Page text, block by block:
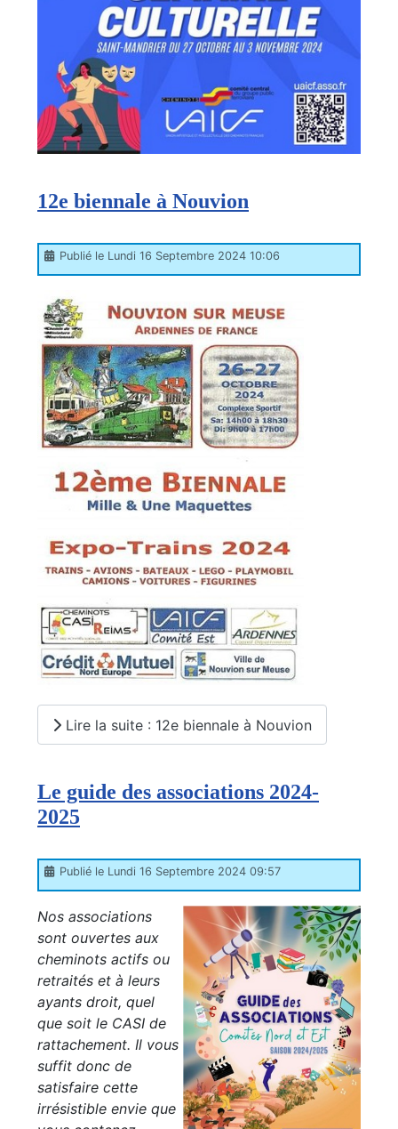
12e biennale à Nouvion
Publié le Lundi 16 Septembre 2024 10:06
Lire la suite : 12e biennale à Nouvion
Le guide des associations 2024-
2025
Publié le Lundi 16 Septembre 2024 09:57
Nos associations
sont ouvertes aux
cheminots actifs ou
retraités et à leurs
ayants droit, quel
que soit le CASI de
rattachement. Il vous
suffit donc de
satisfaire cette
irrésistible envie que